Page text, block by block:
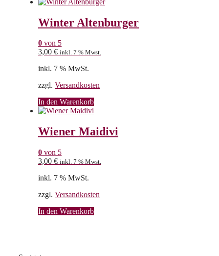
Winter Altenburger
0 von 5
3,00 € inkl. 7 % Mwst.
inkl. 7 % MwSt.
zzgl. Versandkosten
In den Warenkorb
Wiener Maidivi
0 von 5
3,00 € inkl. 7 % Mwst.
inkl. 7 % MwSt.
zzgl. Versandkosten
In den Warenkorb